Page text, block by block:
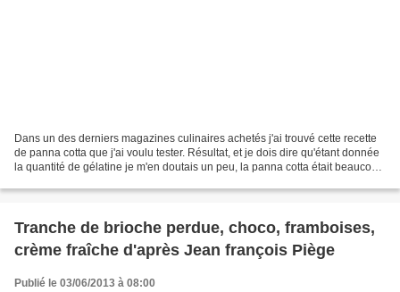
Dans un des derniers magazines culinaires achetés j'ai trouvé cette recette
de panna cotta que j'ai voulu tester. Résultat, et je dois dire qu'étant donnée
la quantité de gélatine je m'en doutais un peu, la panna cotta était beaucoup
Tranche de brioche perdue, choco, framboises,
crème fraîche d'après Jean françois Piège
Publié le 03/06/2013 à 08:00